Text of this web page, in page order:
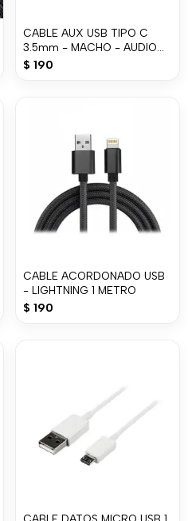
CABLE AUX USB TIPO C
3.5mm - MACHO - AUDIO
-1000mm
$ 190
CABLE ACORDONADO USB
- LIGHTNING 1 METRO
$ 190